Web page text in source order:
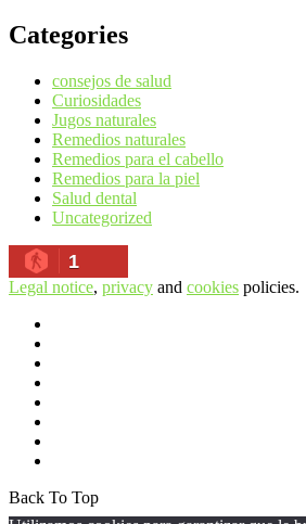
Categories
consejos de salud
Curiosidades
Jugos naturales
Remedios naturales
Remedios para el cabello
Remedios para la piel
Salud dental
Uncategorized
1
Legal notice, privacy and cookies policies.
Back To Top